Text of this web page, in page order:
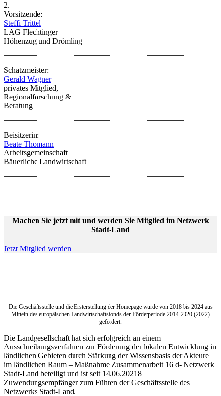
2.
Vorsitzende:
Steffi Trittel
LAG Flechtinger
Höhenzug und Drömling
Schatzmeister:
Gerald Wagner
privates Mitglied,
Regionalforschung &
Beratung
Beisitzerin:
Beate Thomann
Arbeitsgemeinschaft
Bäuerliche Landwirtschaft
Machen Sie jetzt mit und werden Sie Mitglied im Netzwerk
Stadt-Land
Jetzt Mitglied werden
Die Geschäftsstelle und die Ersterstellung der Homepage wurde von 2018 bis 2024 aus
Mitteln des europäischen Landwirtschaftsfonds der Förderperiode 2014-2020 (2022)
gefördert.
Die Landgesellschaft hat sich erfolgreich an einem
Ausschreibungsverfahren zur Förderung der lokalen Entwicklung in
ländlichen Gebieten durch Stärkung der Wissensbasis der Akteure
im ländlichen Raum – Maßnahme Zusammenarbeit 16 d- Netzwerk
Stadt-Land beteiligt und ist seit 14.06.20218
Zuwendungsempfänger zum Führen der Geschäftsstelle des
Netzwerks Stadt-Land.